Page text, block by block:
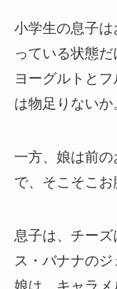
小学生の息子
っている状態だ
ヨーグルトと
は物足りないか
一方、娘は前
で、そこそこお
息子は、チー
ス・バナナのジ